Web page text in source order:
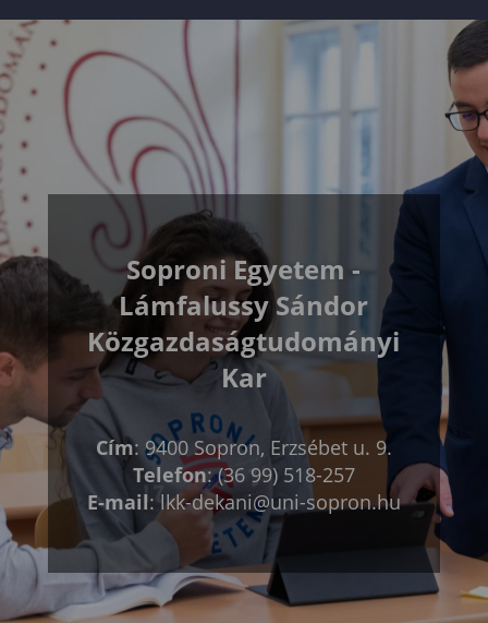
Soproni Egyetem -
Lámfalussy Sándor
Közgazdaságtudományi
Kar
Cím: 9400 Sopron, Erzsébet u. 9.
Telefon: (36 99) 518-257
E-mail:lkk-dekani@uni-sopron.hu